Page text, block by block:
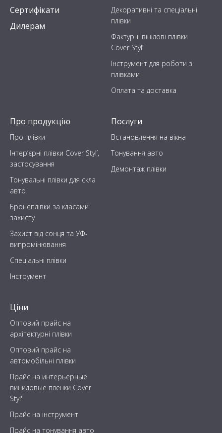
Сертифікати
Дилерам
Декоративні та спеціальні
плівки
Фактурні вінілові плівки
Cover Styl’
Інструмент для роботи з
плівками
Оплата та доставка
Про продукцію
Про плівки
Інтер’єрні плівки Cover Styl’,
застосування
Тонувальні плівки для скла
авто
Бронеплівки за класами
захисту
Захист від сонця та УФ-
випромінювання
Спеціальні плівки
Інструмент
Послуги
Встановлення на вікна
Тонування авто
Демонтаж плівки
Ціни
Оптовий прайс на
архітектурні плівки
Оптовий прайс на
автомобільні плівки
Прайс на интерьерные
виниловые пленки Cover
Styl'
Прайс на інструмент
Прайс на тонування авто